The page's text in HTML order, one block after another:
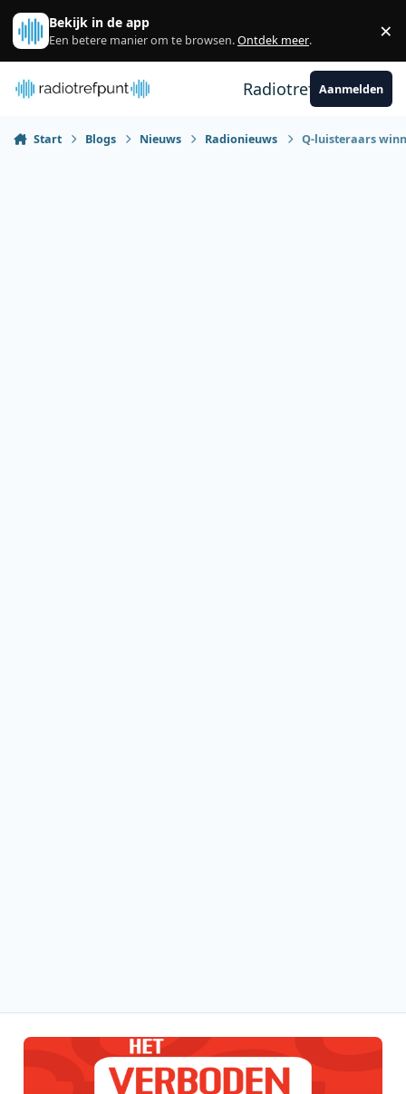
Spring naar bijdragen
Bekijk in de app
Een betere manier om te browsen.Ontdek meer. ×
RadiotrefpuntAanmelden
Start Blogs Nieuws Radionieuws Q-luisteraars